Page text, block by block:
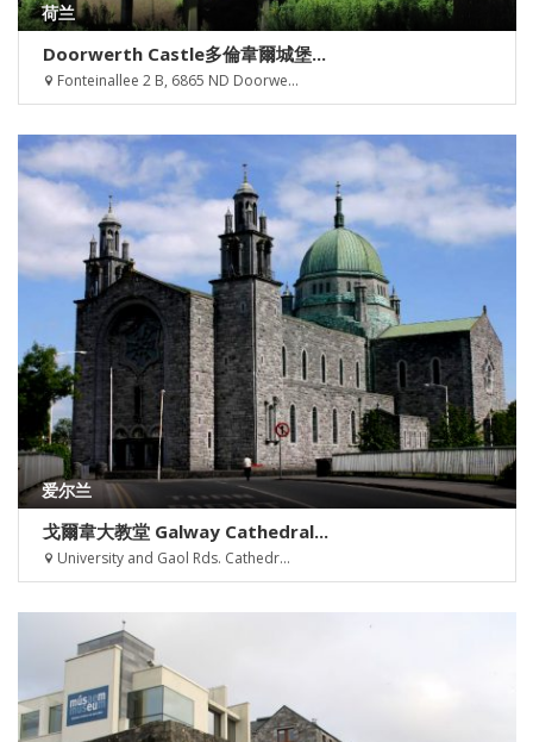
荷兰
Doorwerth Castle多倫韋爾城堡...
Fonteinallee 2 B, 6865 ND Doorwe...
爱尔兰
戈爾韋大教堂 Galway Cathedral...
University and Gaol Rds. Cathedr...